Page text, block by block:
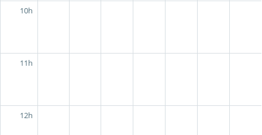
10h
11h
12h